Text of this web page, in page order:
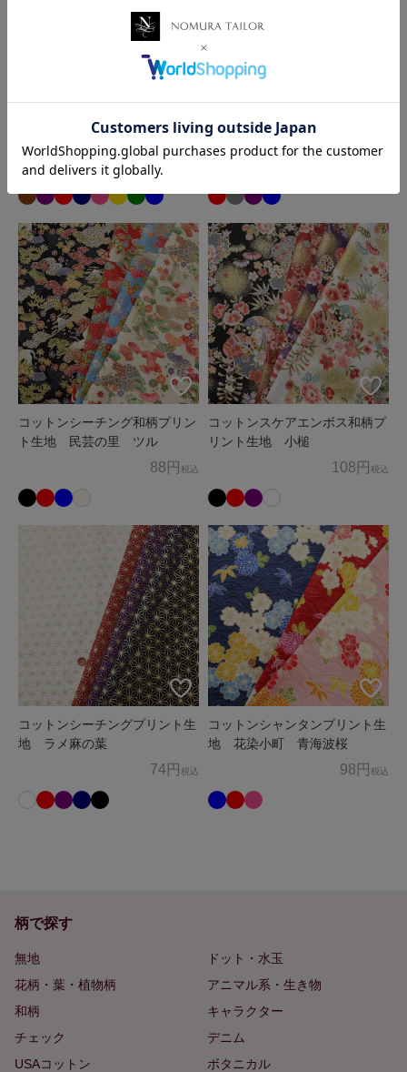
京都府京都市下京区四条通麩屋町東入奈良物町362 株式会社ノム
オンラインショップ直通TEL/FAX：075-257-7781
E-mail：shop@nomura-tailor.co.jp
コットンシーチング和柄プリン
68円
コットンスケアラメプリント生
地 桜
コットンシーチング和柄プリン
ト生地 民芸の里 ツル
88円 税込
コットンスケアエンボス和柄プ
リント生地 小槌
108円 税込
コットンシーチングプリント生
地 ラメ麻の葉
74円 税込
コットンシャンタンプリント生
地 花染小町 青海波桜
98円 税込
柄で探す
無地
ドット・水玉
花柄・葉・植物柄
アニマル系・生き物
和柄
キャラクター
チェック
デニム
USAコットン
ボタニカル